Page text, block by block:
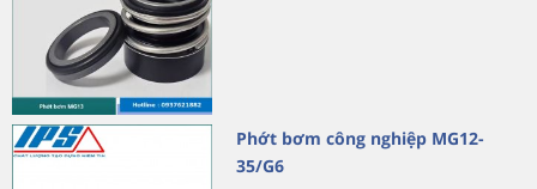
Phớt bơm công nghiệp MG12-
35/G6